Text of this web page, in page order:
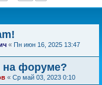
« Пн июн 16, 2025 13:47
на форуме?
« Ср май 03, 2023 0:10